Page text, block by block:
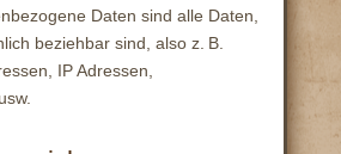
Daten sind alle Daten,
beziehbar sind, also z. B.
IP Adressen,